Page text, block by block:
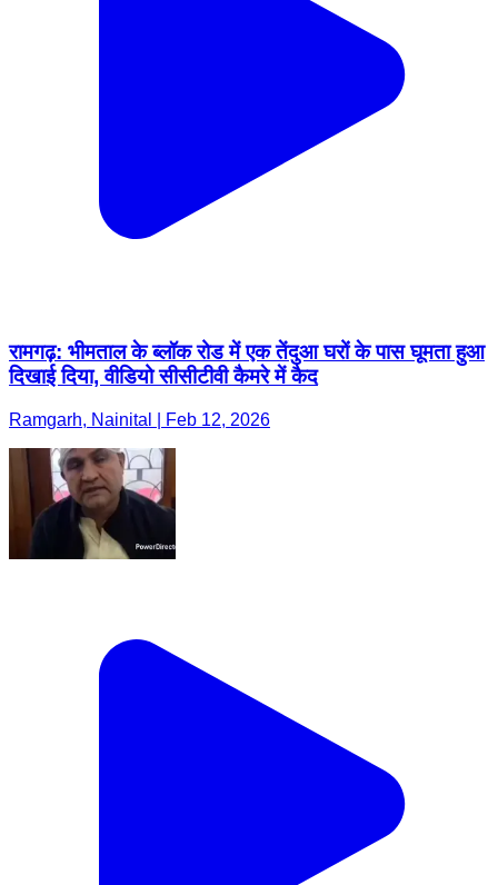
रामगढ़: भीमताल के ब्लॉक रोड में एक तेंदुआ घरों के पास घूमता हुआ
दिखाई दिया, वीडियो सीसीटीवी कैमरे में कैद
Ramgarh, Nainital | Feb 12, 2026